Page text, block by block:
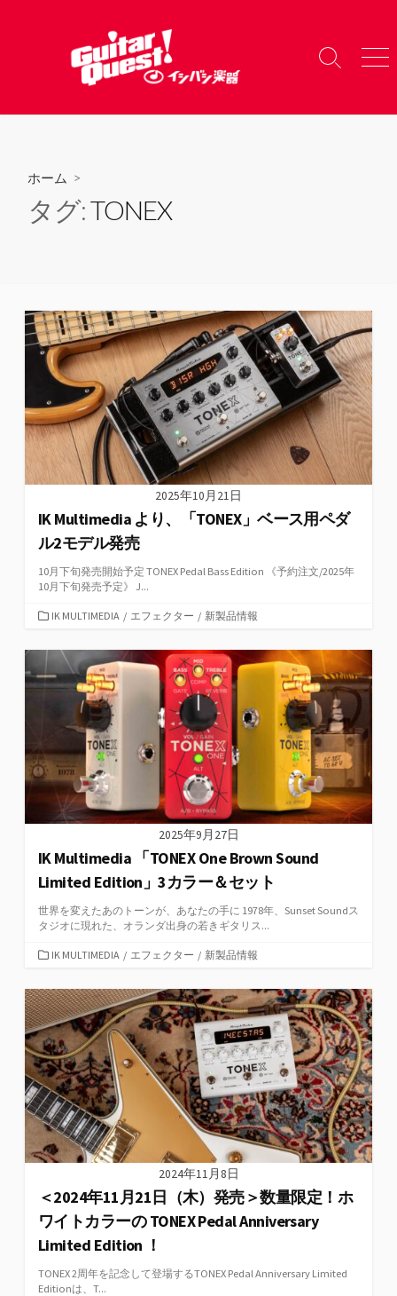
へ
検
り
メ
ー
ホーム >
タグ:TONEX
2025年10月21日
IK Multimedia より、「TONEX」ベース用ペダ
ル2モデル発売
10月下旬発売開始予定 TONEX Pedal Bass Edition 《予約注文/2025年
10月下旬発売予定》 J...
カ
ゴ
ー
IK MULTIMEDIA / エフェクター / 新製品情報
2025年9月27日
IK Multimedia 「TONEX One Brown Sound
Limited Edition」3カラー＆セット
世界を変えたあのトーンが、あなたの手に 1978年、Sunset Soundス
タジオに現れた、オランダ出身の若きギタリス...
カ
ゴ
リ
ー
IK MULTIMEDIA / エフェクター / 新製品情報
2024年11月8日
＜2024年11月21日（木）発売＞数量限定！ホ
ワイトカラーの TONEX Pedal Anniversary
Limited Edition ！
TONEX 2周年を記念して登場するTONEX Pedal Anniversary Limited
Editionは、T...